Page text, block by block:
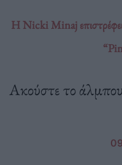
Η Nicki Minaj
Ακούστε το